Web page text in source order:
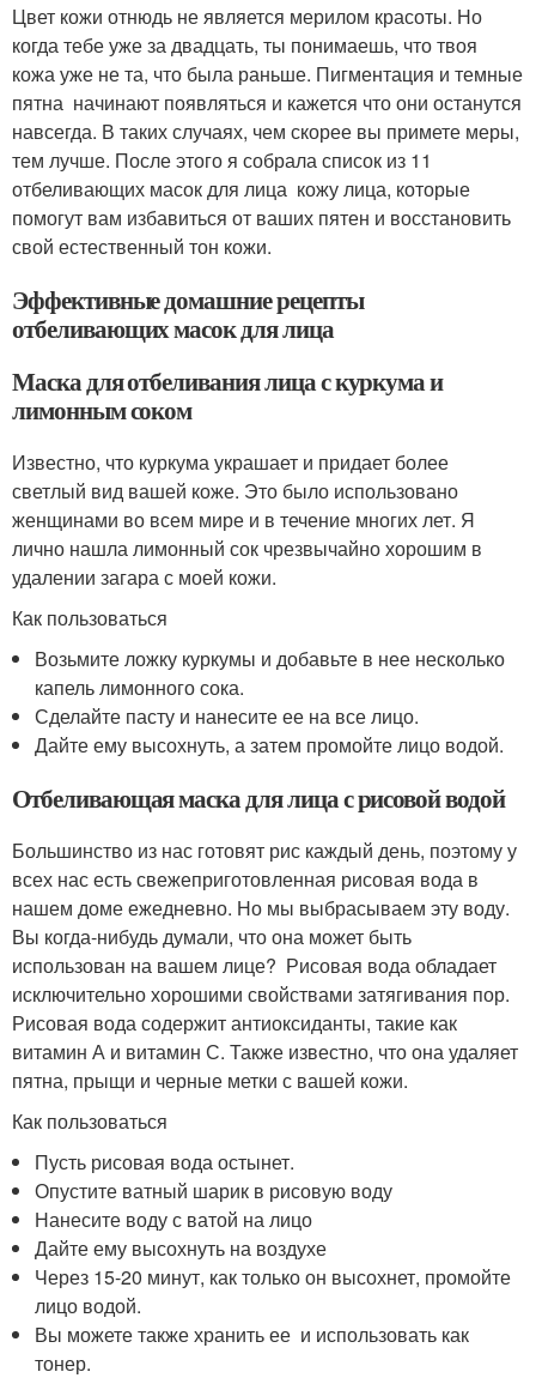
Цвет кожи отнюдь не является мерилом красоты. Но
когда тебе уже за двадцать, ты понимаешь, что твоя
кожа уже не та, что была раньше. Пигментация и темные
пятна начинают появляться и кажется что они останутся
навсегда. В таких случаях, чем скорее вы примете меры,
тем лучше. После этого я собрала список из 11
отбеливающих масок для лица кожу лица, которые
помогут вам избавиться от ваших пятен и восстановить
свой естественный тон кожи.
Эффективные домашние рецепты
отбеливающих масок для лица
Маска для отбеливания лица с куркума и
лимонным соком
Известно, что куркума украшает и придает более
светлый вид вашей коже. Это было использовано
женщинами во всем мире и в течение многих лет. Я
лично нашла лимонный сок чрезвычайно хорошим в
удалении загара с моей кожи.
Как пользоваться
Возьмите ложку куркумы и добавьте в нее несколько
капель лимонного сока.
Сделайте пасту и нанесите ее на все лицо.
Дайте ему высохнуть, а затем промойте лицо водой.
Отбеливающая маска для лица с рисовой водой
Большинство из нас готовят рис каждый день, поэтому у
всех нас есть свежеприготовленная рисовая вода в
нашем доме ежедневно. Но мы выбрасываем эту воду.
Вы когда-нибудь думали, что она может быть
использован на вашем лице? Рисовая вода обладает
исключительно хорошими свойствами затягивания пор.
Рисовая вода содержит антиоксиданты, такие как
витамин А и витамин С. Также известно, что она удаляет
пятна, прыщи и черные метки с вашей кожи.
Как пользоваться
Пусть рисовая вода остынет.
Опустите ватный шарик в рисовую воду
Нанесите воду с ватой на лицо
Дайте ему высохнуть на воздухе
Через 15-20 минут, как только он высохнет, промойте
лицо водой.
Вы можете также хранить ее и использовать как
тонер.